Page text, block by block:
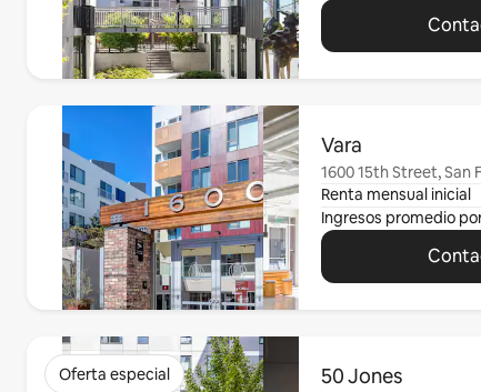
Mostrando 0 de 0 elementos
Vara
1600 15th Street, San
Renta mensual inicial
Ingresos promedio
Oferta especial
Mostrando 0 de 0 elementos
50 Jones